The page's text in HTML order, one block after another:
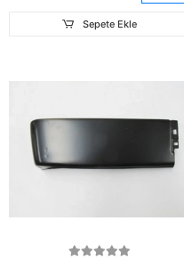
Sepete Ekle